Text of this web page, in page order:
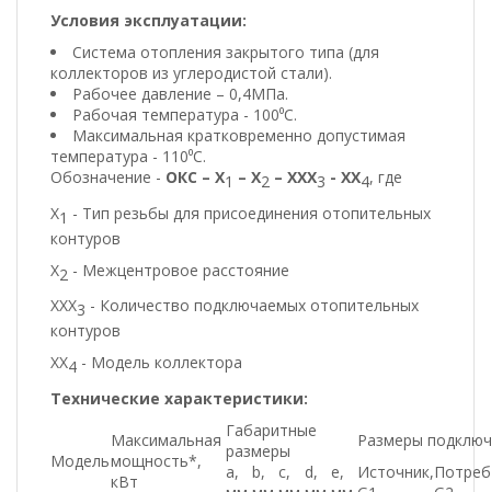
Условия эксплуатации:
Система отопления закрытого типа (для
коллекторов из углеродистой стали).
Рабочее давление – 0,4МПа.
Рабочая температура - 100⁰С.
Максимальная кратковременно допустимая
температура - 110⁰С.
Обозначение - ОКС – Х1 – Х2 – ХХХ3 - ХХ4, где
Х1 - Тип резьбы для присоединения отопительных
контуров
Х2 - Межцентровое расстояние
ХХХ3 - Количество подключаемых отопительных
контуров
ХХ4 - Модель коллектора
Технические характеристики:
Модель
Максимальная
мощность*,
кВт
Габаритные
размеры
Размеры
а,
b,
c,
d,
e,
Источник,